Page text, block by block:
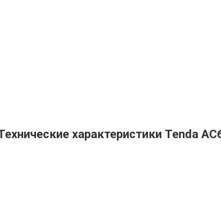
характеристики Tenda